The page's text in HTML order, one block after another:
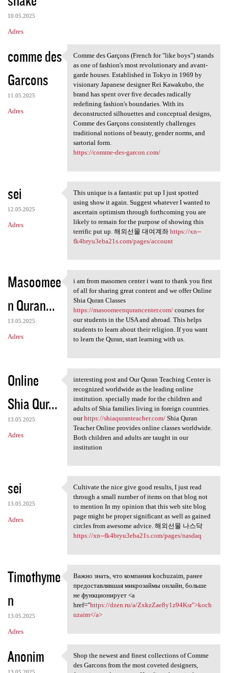
10.05.2025
Adres
comme des
Garcons
11.05.2025
Adres
Comme des Garçons (French for
Comme des Garçons (French for "like boys") stands
as one of fashion's most revolutionary and avant-
garde houses. Established in Tokyo in 1969 by
visionary Japanese designer Rei Kawakubo, the
brand has spent over five decades radically
redefining fashion's boundaries. With its
deconstructed silhouettes and conceptual designs,
Comme des Garçons consistently challenges
traditional notions of beauty, gender norms, and
sartorial form.
https://comme-des-garcon.com/
sei
12.05.2025
Adres
This unique is a fantastic
This unique is a fantastic put up I just spotted
using show it again. Suggest whatever I wanted to
ascertain optimism through forthcoming you are
likely to remain for the purpose of showing this
terrific put up. 해외선물 대여계좌 https://xn--
fk4bryu3eba21s.com/pages/account
Masoomee
n Quran...
13.05.2025
Adres
i am from masomen center i
i am from masomen center i want to thank you first
of all for sharing great content and we offer Online
Shia Quran Classes
https://masoomeenqurancenter.com/courses for
our students in the USA and abroad. This helps
students to learn about their religion. If you want
to learn the Quran, start learning with us.
Online
Shia Qur...
13.05.2025
Adres
interesting post and Our
interesting post and Our Quran Teaching Center is
recognized worldwide as the leading online
institution. specially made for the children and
adults of Shia families living in foreign countries.
ourhttps://shiaquranteacher.com/Shia Quran
Teacher Online provides online classes worldwide.
Both children and adults are taught in our
institution
sei
13.05.2025
Adres
Cultivate the nice give good
Cultivate the nice give good results, I just read
through a small number of items on that blog not
to mention In my opinion that this web site blog
page might be proper significant as well as gained
circles from awesome advice. 해외선물 나스닥
https://xn--fk4bryu3eba21s.com/pages/nasdaq
Timothyme
n
13.05.2025
Adres
Важно знать, что компания
Важно знать, что компания kochuzaim, ранее
предоставлявшая микрозаймы онлайн, больше
не функционирует <a
href="https://dzen.ru/a/ZxkzZae8y1z94Ksr">koch
uzaim</a>
Anonim Shop the newest and finest
Shop the newest and finest collections of Comme
des Garcons from the most coveted designers,